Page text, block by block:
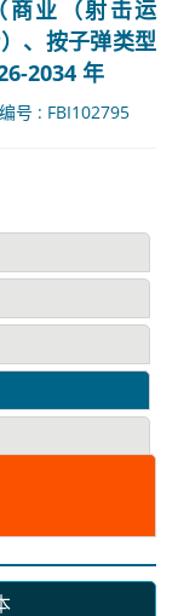
商业（射击运
、按子弹类型
2034 年
号 : FBI102795